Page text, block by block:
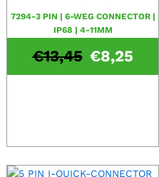
7294-3 PIN | 6-WEG CONNECTOR |
IP68 | 4-11MM
€8,25
€13,45